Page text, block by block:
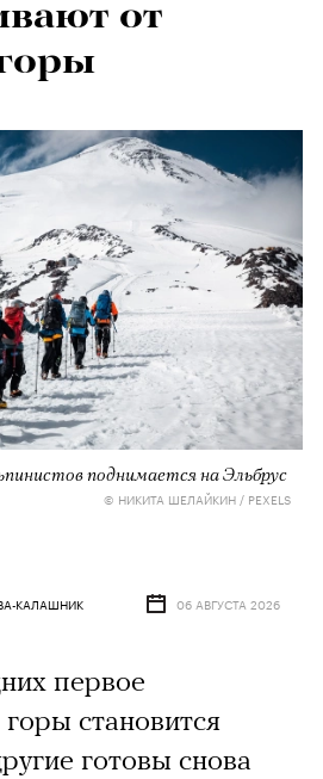
от
поднимается на Эльбрус
© НИКИТА ШЕЛАЙКИН / PEXELS
КАЛАШНИК 06 АВГУСТА 2026
первое
становится
готовы снова